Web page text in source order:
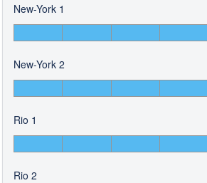
New-York 1
New-York 2
Rio 1
Rio 2